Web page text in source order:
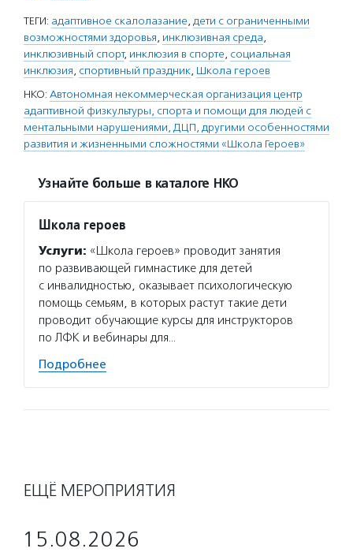
ТЕГИ: адаптивное скалолазание, дети с ограниченными
возможностями здоровья, инклюзивная среда,
инклюзивный спорт, инклюзия в спорте, социальная
инклюзия, спортивный праздник, Школа героев
НКО: Автономная некоммерческая организация центр
адаптивной физкультуры, спорта и помощи для людей с
ментальными нарушениями, ДЦП, другими особенностями
развития и жизненными сложностями «Школа Героев»
Узнайте больше в каталоге НКО
Школа героев
Услуги: «Школа героев» проводит занятия
по развивающей гимнастике для детей
с инвалидностью, оказывает психологическую
помощь семьям, в которых растут такие дети
проводит обучающие курсы для инструкторов
по ЛФК и вебинары для…
Подробнее
ЕЩЁ МЕРОПРИЯТИЯ
15.08.2026